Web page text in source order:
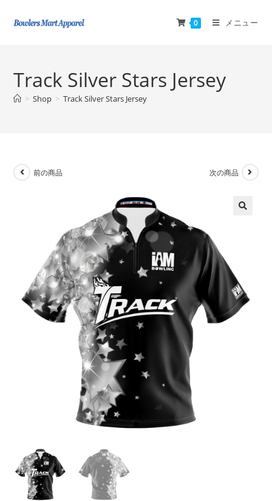
0 メニュー
Track Silver Stars Jersey
> Shop > Track Silver Stars Jersey
前の商品 次の商品